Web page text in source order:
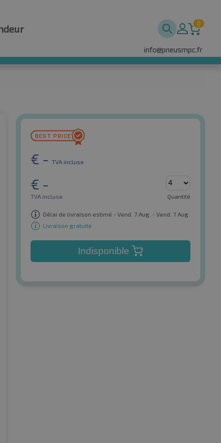
0
info@pneusmpc.fr
€ - TVA incluse
€ -
TVA incluse Quantité
Délai de livraison estimé - Vend. 7 Aug. - Vend. 7 Aug.
Livraison gratuite
Indisponible